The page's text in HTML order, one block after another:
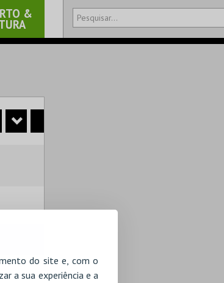
do site e, com o
a sua experiência e a
&